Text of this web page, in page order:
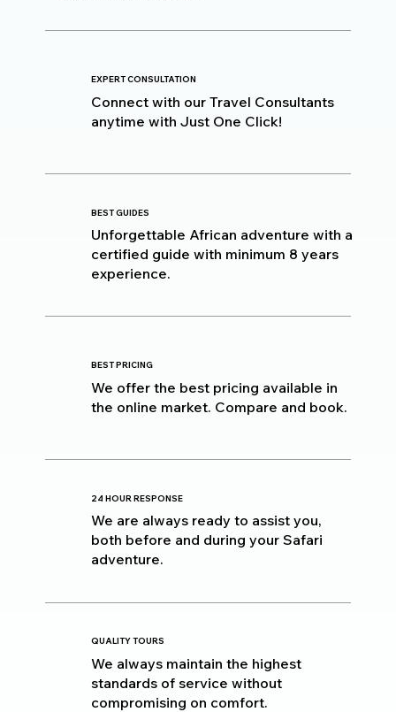
EXPERT CONSULTATION
Connect with our Travel Consultants
anytime with Just One Click!
BEST GUIDES
Unforgettable African adventure with a
certified guide with minimum 8 years
experience.
BEST PRICING
We offer the best pricing available in
the online market. Compare and book.
24 HOUR RESPONSE
We are always ready to assist you,
both before and during your Safari
adventure.
QUALITY TOURS
We always maintain the highest
standards of service without
compromising on comfort.